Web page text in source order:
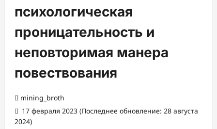
психологическая
проницательность и
неповторимая манерa
повествования
mining_broth
17 февраля 2023 (Последнее обновление: 28 августа
2024)